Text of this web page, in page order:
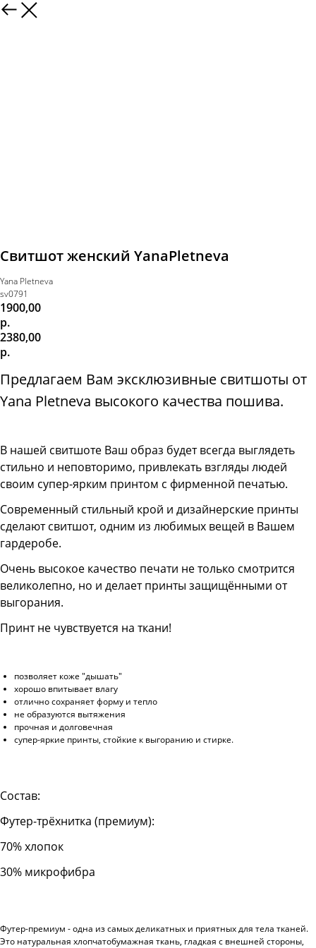
Свитшот женский YanaPletneva
Yana Pletneva
sv0791
1900,00
р.
2380,00
р.
Предлагаем Вам эксклюзивные свитшоты от
Yana Pletneva высокого качества пошива.
В нашей свитшоте Ваш образ будет всегда выглядеть
стильно и неповторимо, привлекать взгляды людей
своим супер-ярким принтом с фирменной печатью.
Современный стильный крой и дизайнерские принты
сделают свитшот, одним из любимых вещей в Вашем
гардеробе.
Очень высокое качество печати не только смотрится
великолепно, но и делает принты защищёнными от
выгорания.
Принт не чувствуется на ткани!
позволяет коже "дышать"
хорошо впитывает влагу
отлично сохраняет форму и тепло
не образуются вытяжения
прочная и долговечная
супер-яркие принты, стойкие к выгоранию и стирке.
Состав:
Футер-трёхнитка (премиум):
70% хлопок
30% микрофибра
Футер-премиум - одна из самых деликатных и приятных для тела тканей.
Это натуральная хлопчатобумажная ткань, гладкая с внешней стороны,